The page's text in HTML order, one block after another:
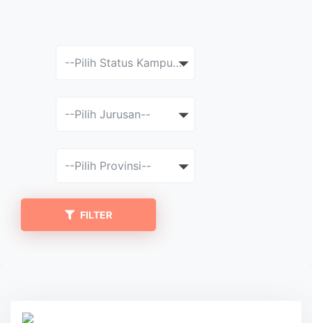
--Pilih Status Kampus--
--Pilih Jurusan--
--Pilih Provinsi--
FILTER